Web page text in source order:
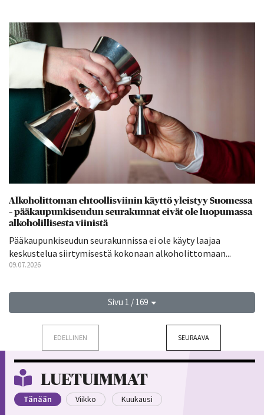
Alkoholittoman ehtoollisviinin käyttö yleistyy Suomessa
– pääkaupunkiseudun seurakunnat eivät ole luopumassa
alkoholillisesta viinistä
Pääkaupunkiseudun seurakunnissa ei ole käyty laajaa
keskustelua siirtymisestä kokonaan alkoholittomaan...
09.07.2026
Sivu 1 / 169
EDELLINEN SEURAAVA
LUETUIMMAT
Tänään Viikko Kuukausi